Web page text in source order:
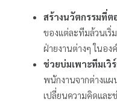
สร้างนวัตกรรมที่ต
ของแต่ละทีมล้วนเ
ฝ่ายงานต่างๆ ในอง
ช่วยบ่มเพาะทีมเวิ
พนักงานจากต่างแผ
เปลี่ยนความคิดและ